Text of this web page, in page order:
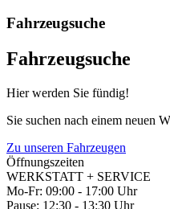
Fahrzeugsuche
Fahrzeugsuche
Hier werden Sie fündig!
Sie suchen nach einem neuen
Zu unseren Fahrzeugen
Öffnungszeiten
WERKSTATT + SERVICE
Mo-Fr: 09:00 - 17:00 Uhr
Pause: 12:30 - 13:30 Uhr